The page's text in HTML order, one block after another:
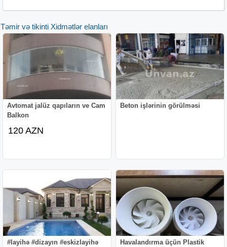
Təmir və tikinti Xidmətlər elanları
Avtomat jalüz qapıların ve Cam
Balkon
120 AZN
Beton işlərinin görülməsi
#layihə #dizayın #eskizlayihə
Havalandırma üçün Plastik